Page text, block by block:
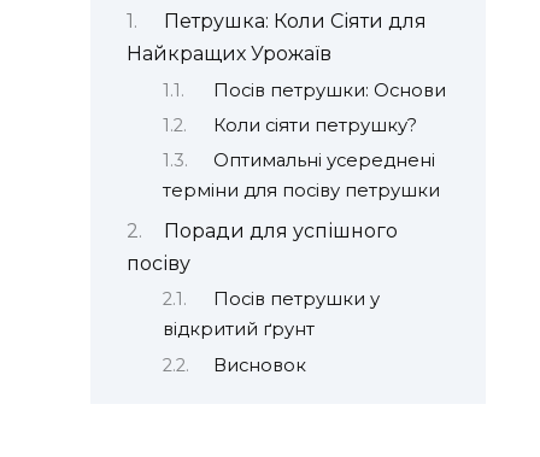
Петрушка: Коли Сіяти для
Найкращих Урожаїв
Посів петрушки: Основи
Коли сіяти петрушку?
Оптимальні усереднені
терміни для посіву петрушки
Поради для успішного
посіву
Посів петрушки у
відкритий ґрунт
Висновок